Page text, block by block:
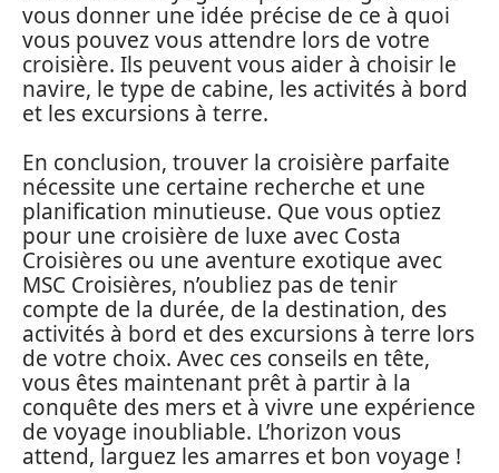
vous donner une idée précise de ce à quoi
vous pouvez vous attendre lors de votre
croisière. Ils peuvent vous aider à choisir le
navire, le type de cabine, les activités à bord
et les excursions à terre.
En conclusion, trouver la croisière parfaite
nécessite une certaine recherche et une
planification minutieuse. Que vous optiez
pour une croisière de luxe avec Costa
Croisières ou une aventure exotique avec
MSC Croisières, n’oubliez pas de tenir
compte de la durée, de la destination, des
activités à bord et des excursions à terre lors
de votre choix. Avec ces conseils en tête,
vous êtes maintenant prêt à partir à la
conquête des mers et à vivre une expérience
de voyage inoubliable. L’horizon vous
attend, larguez les amarres et bon voyage !